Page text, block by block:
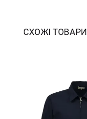
СХОЖІ ТОВАРИ